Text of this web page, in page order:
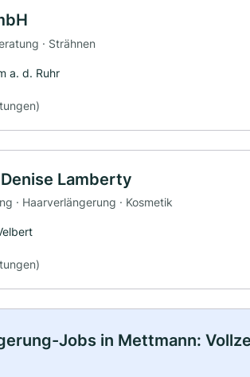
· Strähnen
a. d. Ruhr
Lamberty
· Haarverlängerung · Kosmetik
Jobs in Mettmann: